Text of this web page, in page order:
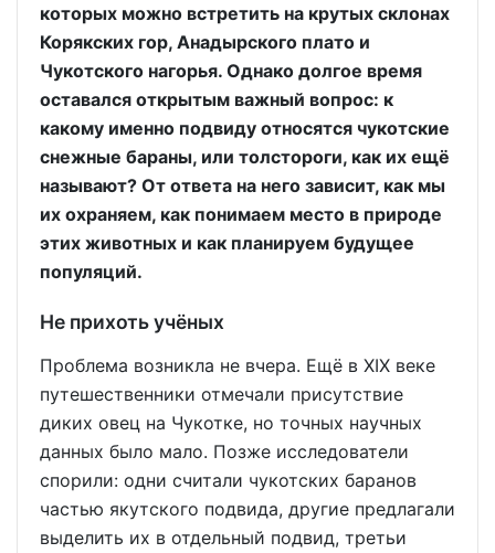
которых можно встретить на крутых склонах
Корякских гор, Анадырского плато и
Чукотского нагорья. Однако долгое время
оставался открытым важный вопрос: к
какому именно подвиду относятся чукотские
снежные бараны, или толстороги, как их ещё
называют? От ответа на него зависит, как мы
их охраняем, как понимаем место в природе
этих животных и как планируем будущее
популяций.
Не прихоть учёных
Проблема возникла не вчера. Ещё в XIX веке
путешественники отмечали присутствие
диких овец на Чукотке, но точных научных
данных было мало. Позже исследователи
спорили: одни считали чукотских баранов
частью якутского подвида, другие предлагали
выделить их в отдельный подвид, третьи